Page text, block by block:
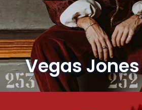
Vegas Jones